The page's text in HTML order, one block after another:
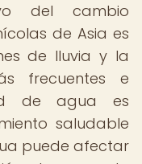
del cambio
de Asia es
de lluvia y la
frecuentes e
de agua es
saludable
puede afectar